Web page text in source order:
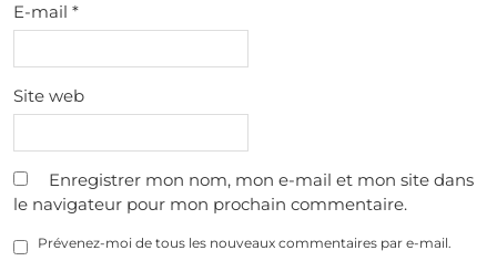
E-mail *
Site web
Enregistrer mon nom, mon e-mail et mon site dans
le navigateur pour mon prochain commentaire.
Prévenez-moi de tous les nouveaux commentaires par e-mail.